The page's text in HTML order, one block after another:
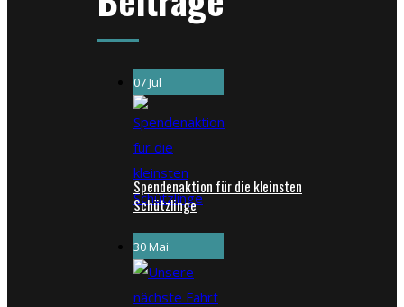
07 Jul
Spendenaktion für die kleinsten
Schützlinge
30 Mai